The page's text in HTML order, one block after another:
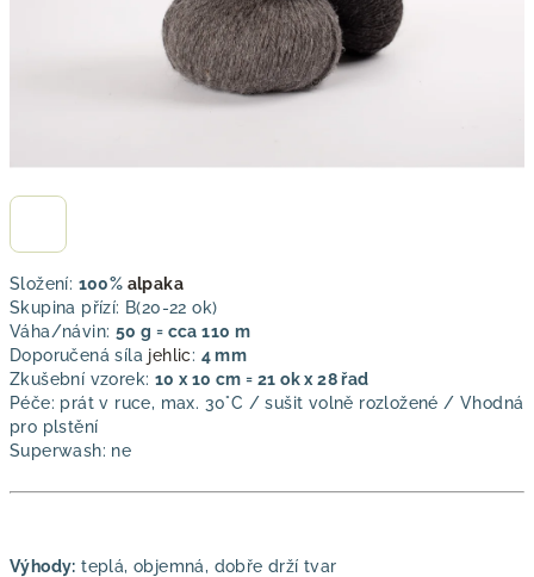
Složení: 100% alpaka
Skupina přízí: B(20-22 ok)
Váha/návin: 50 g = cca 110 m
Doporučená síla jehlic: 4 mm
Zkušební vzorek: 10 x 10 cm = 21 ok x 28 řad
Péče: prát v ruce, max. 30°C / sušit volně rozložené / Vhodná
pro plstění
Superwash: ne
Výhody: teplá, objemná, dobře drží tvar